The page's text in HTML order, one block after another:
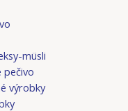
müsli
pečivo
výrobky